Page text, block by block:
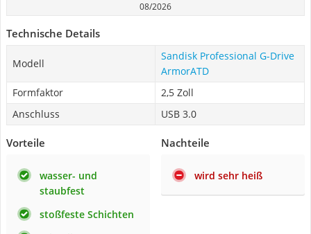
08/2026
Technische Details
Modell
Sandisk Professional G-Drive
ArmorATD
Formfaktor
2,5 Zoll
Anschluss
USB 3.0
Vorteile
wasser- und
staubfest
stoßfeste Schichten
Nachteile
wird sehr heiß